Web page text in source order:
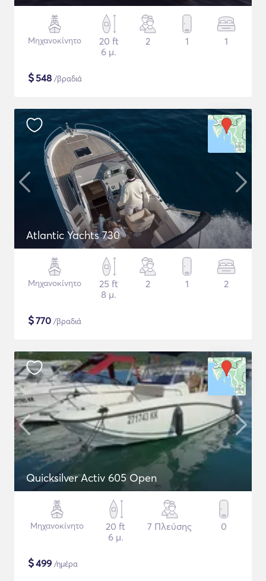
Μηχανοκίνητο
20 ft
6 μ.
2 1 1
$548 /βραδιά
Atlantic Yachts 730
Μηχανοκίνητο
25 ft
8 μ.
2 1 2
$770 /βραδιά
Quicksilver Activ 605 Open
Μηχανοκίνητο
20 ft
6 μ.
7 Πλεύσης 0
$499 /ημέρα